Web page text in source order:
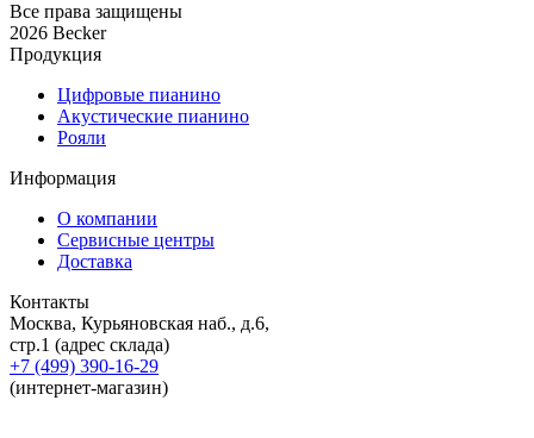
Все права защищены
2026 Becker
Продукция
Цифровые пианино
Акустические пианино
Рояли
Информация
О компании
Сервисные центры
Доставка
Контакты
Москва, Курьяновская наб., д.6,
стр.1 (адрес склада)
+7 (499) 390-16-29
(интернет-магазин)